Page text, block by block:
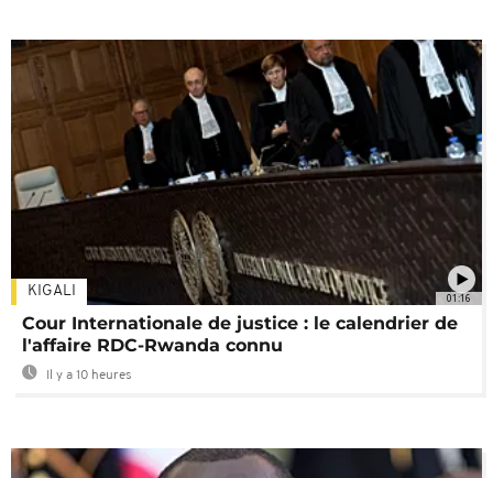
01:16
KIGALI
Cour Internationale de justice : le calendrier de
l'affaire RDC-Rwanda connu
Il y a 10 heures